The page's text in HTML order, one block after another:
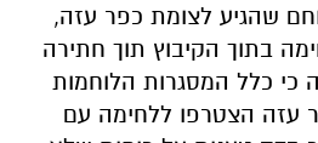
שהגיע לצומת כפר עזה,
בתוך הקיבוץ תוך חתירה
כי כלל המסגרות הלוחמות
עזה הצטרפו ללחימה עם